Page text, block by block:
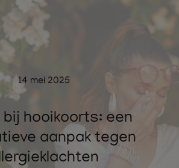
14 mei 2025
bij hooikoorts: een
aanpak tegen